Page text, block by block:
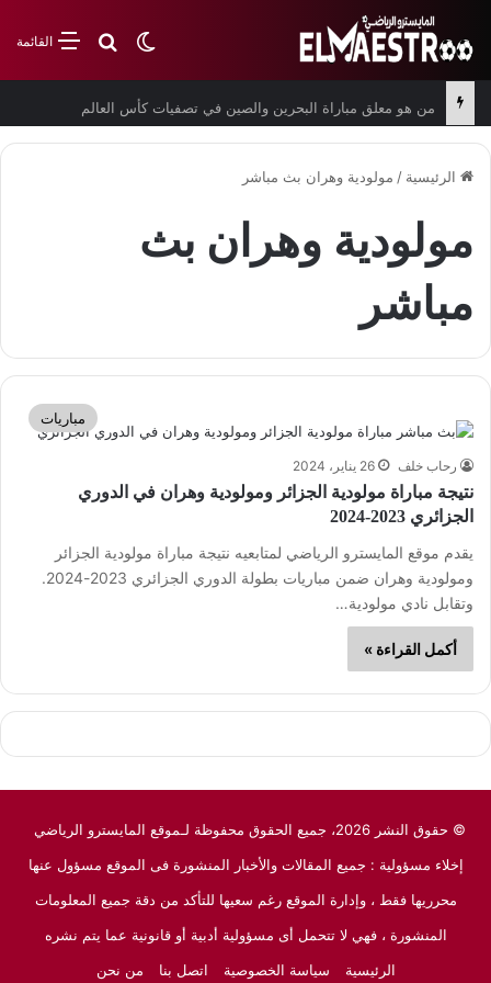
القائمةبحث عن
الوضع المظلم
من هو معلق مباراة البحرين والصين في تصفيات كأس العالم
الرئيسية / مولودية وهران بث مباشر
مولودية وهران بث
مباشر
مباريات
رحاب خلف 26 يناير، 2024
نتيجة مباراة مولودية الجزائر ومولودية وهران في الدوري
الجزائري 2023-2024
يقدم موقع المايسترو الرياضي لمتابعيه نتيجة مباراة مولودية الجزائر
ومولودية وهران ضمن مباريات بطولة الدوري الجزائري 2023-2024.
وتقابل نادي مولودية…
أكمل القراءة »
© حقوق النشر 2026، جميع الحقوق محفوظة لـموقع المايسترو الرياضي
إخلاء مسؤولية : جميع المقالات والأخبار المنشورة فى الموقع مسؤول عنها
محرريها فقط ، وإدارة الموقع رغم سعيها للتأكد من دقة جميع المعلومات
المنشورة ، فهي لا تتحمل أى مسؤولية أدبية أو قانونية عما يتم نشره
الرئيسية
سياسة الخصوصية اتصل بنا من نحن